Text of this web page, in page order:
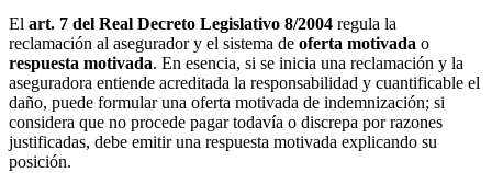
El art. 7 del Real Decreto Legislativo 8/2004 regula la
reclamación al asegurador y el sistema de oferta motivada o
respuesta motivada. En esencia, si se inicia una reclamación y la
aseguradora entiende acreditada la responsabilidad y cuantificable el
daño, puede formular una oferta motivada de indemnización; si
considera que no procede pagar todavía o discrepa por razones
justificadas, debe emitir una respuesta motivada explicando su
posición.